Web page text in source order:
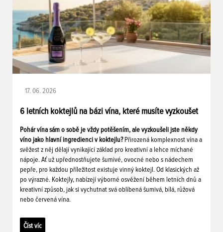
17. 06. 2026
6 letních koktejlů na bázi vína, které musíte vyzkoušet
Pohár vína sám o sobě je vždy potěšením, ale vyzkoušeli jste někdy
víno jako hlavní ingredienci v koktejlu? Přirozená komplexnost vína a
svěžest z něj dělají vynikající základ pro kreativní a lehce míchané
nápoje. Ať už upřednostňujete šumivé, ovocné nebo s nádechem
pepře, pro každou příležitost existuje vinný koktejl. Od klasických až
po výrazné. Koktejly, nabízejí výborné osvěžení během letních dnů a
kreativní způsob, jak si vychutnat svá oblíbená šumivá, bílá, růžová
nebo červená vína.
Číst víc